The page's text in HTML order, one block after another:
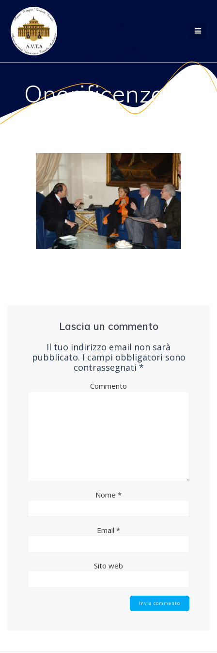
Onorificenza_4
Lascia un commento
Il tuo indirizzo email non sarà
pubblicato. I campi obbligatori sono
contrassegnati *
Commento
Nome *
Email *
Sito web